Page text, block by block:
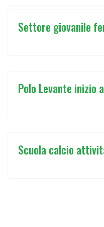
Settore giovanile
Polo Levante inizio
Scuola calcio